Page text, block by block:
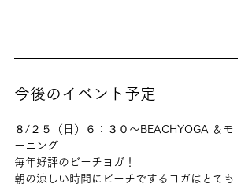
今後のイベント予定
８/２５（日）６：３０〜BEACHYOGA ＆モ
ーニング
毎年好評のビーチヨガ！
朝の涼しい時間にビーチでするヨガはとても